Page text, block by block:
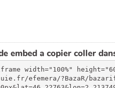
embed a copier coller
width="100%"
efemera/?BazaR/